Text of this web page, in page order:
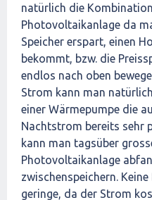
natürlich die
Photovoltaikanlage da
Speicher erspart, einen
bekommt, bzw. die
endlos nach oben
Strom kann man
einer Wärmepumpe die
Nachtstrom bereits sehr
kann man tagsüber
Photovoltaikanlage
zwischenspeichern.
geringe, da der Strom